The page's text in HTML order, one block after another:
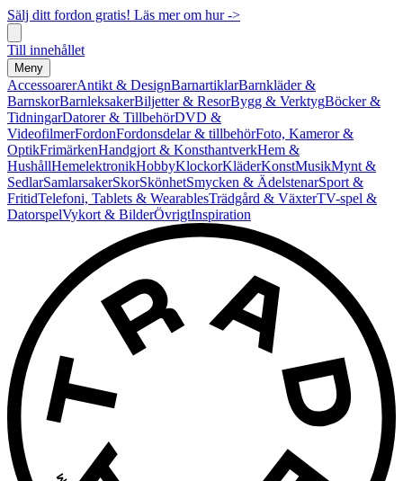
Sälj ditt fordon gratis! Läs mer om hur ->
Till innehållet
Meny
AccessoarerAntikt & DesignBarnartiklarBarnkläder &
BarnskorBarnleksakerBiljetter & ResorBygg & VerktygBöcker &
TidningarDatorer & TillbehörDVD &
VideofilmerFordonFordonsdelar & tillbehörFoto, Kameror &
OptikFrimärkenHandgjort & KonsthantverkHem &
HushållHemelektronikHobbyKlockorKläderKonstMusikMynt &
SedlarSamlarsakerSkorSkönhetSmycken & ÄdelstenarSport &
FritidTelefoni, Tablets & WearablesTrädgård & VäxterTV-spel &
DatorspelVykort & BilderÖvrigtInspiration